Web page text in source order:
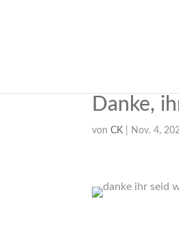
Danke,
vonCK Nov. 4,